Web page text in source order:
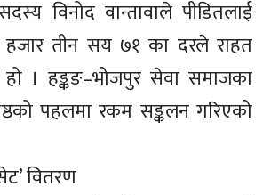
विनोद वान्तावाले पीडितलाई
हजार तीन सय ७१ का दरले राहत
। हङ्कङ–भोजपुर सेवा समाजका
पहलमा रकम सङ्कलन गरिएको
वितरण